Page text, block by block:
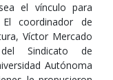
el vínculo para
coordinador de
Víctor Mercado
Sindicato de
Autónoma